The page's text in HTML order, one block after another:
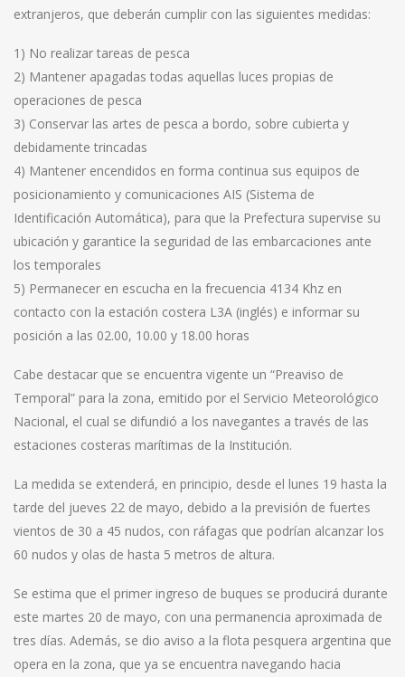
extranjeros, que deberán cumplir con las siguientes medidas:
1) No realizar tareas de pesca
2) Mantener apagadas todas aquellas luces propias de
operaciones de pesca
3) Conservar las artes de pesca a bordo, sobre cubierta y
debidamente trincadas
4) Mantener encendidos en forma continua sus equipos de
posicionamiento y comunicaciones AIS (Sistema de
Identificación Automática), para que la Prefectura supervise su
ubicación y garantice la seguridad de las embarcaciones ante
los temporales
5) Permanecer en escucha en la frecuencia 4134 Khz en
contacto con la estación costera L3A (inglés) e informar su
posición a las 02.00, 10.00 y 18.00 horas
Cabe destacar que se encuentra vigente un “Preaviso de
Temporal” para la zona, emitido por el Servicio Meteorológico
Nacional, el cual se difundió a los navegantes a través de las
estaciones costeras marítimas de la Institución.
La medida se extenderá, en principio, desde el lunes 19 hasta la
tarde del jueves 22 de mayo, debido a la previsión de fuertes
vientos de 30 a 45 nudos, con ráfagas que podrían alcanzar los
60 nudos y olas de hasta 5 metros de altura.
Se estima que el primer ingreso de buques se producirá durante
este martes 20 de mayo, con una permanencia aproximada de
tres días. Además, se dio aviso a la flota pesquera argentina que
opera en la zona, que ya se encuentra navegando hacia